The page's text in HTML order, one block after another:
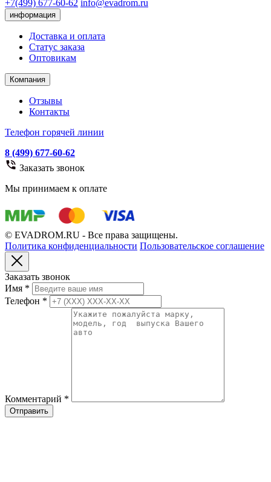
+7(499) 677-60-62 info@evadrom.ru
информация
Доставка и оплата
Статус заказа
Оптовикам
Компания
Отзывы
Контакты
Телефон горячей линии
8 (499) 677-60-62
Заказать звонок
Мы принимаем к оплате
© EVADROM.RU - Все права защищены.
Политика конфиденциальности Пользовательское соглашение
Заказать звонок
Имя *
Телефон *
Комментарий *
Отправить